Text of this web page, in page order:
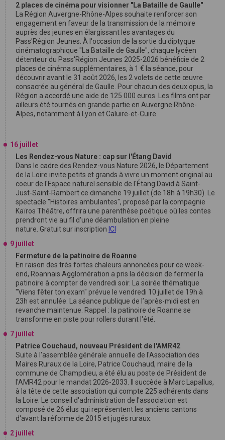
2 places de cinéma pour visionner "La Bataille de Gaulle"
La Région Auvergne-Rhône-Alpes souhaite renforcer son
engagement en faveur de la transmission de la mémoire
auprès des jeunes en élargissant les avantages du
Pass'Région Jeunes. À l'occasion de la sortie du diptyque
cinématographique "La Bataille de Gaulle", chaque lycéen
détenteur du Pass'Région Jeunes 2025-2026 bénéficie de 2
places de cinéma supplémentaires, à 1 € la séance, pour
découvrir avant le 31 août 2026, les 2 volets de cette œuvre
consacrée au général de Gaulle. Pour chacun des deux opus, la
Région a accordé une aide de 125 000 euros. Les films ont par
ailleurs été tournés en grande partie en Auvergne Rhône-
Alpes, notamment à Lyon et Caluire-et-Cuire.
16 juillet
Les Rendez-vous Nature : cap sur l'Étang David
Dans le cadre des Rendez-vous Nature 2026, le Département
de la Loire invite petits et grands à vivre un moment original au
coeur de l'Espace naturel sensible de l'Étang David à Saint-
Just-Saint-Rambert ce dimanche 19 juillet (de 18h à 19h30). Le
spectacle "Histoires ambulantes", proposé par la compagnie
Kaïros Théâtre, offrira une parenthèse poétique où les contes
prendront vie au fil d'une déambulation en pleine
nature. Gratuit sur inscription ICI
9 juillet
Fermeture de la patinoire de Roanne
En raison des très fortes chaleurs annoncées pour ce week-
end, Roannais Agglomération a pris la décision de fermer la
patinoire à compter de vendredi soir. La soirée thématique
"Viens fêter ton exam" prévue le vendredi 10 juillet de 19h à
23h est annulée. La séance publique de l’après-midi est en
revanche maintenue. Rappel : la patinoire de Roanne se
transforme en piste pour rollers durant l'été.
7 juillet
Patrice Couchaud, nouveau Président de l'AMR42
Suite à l'assemblée générale annuelle de l'Association des
Maires Ruraux de la Loire, Patrice Couchaud, maire de la
commune de Champdieu, a été élu au poste de Président de
l'AMR42 pour le mandat 2026-2033. Il succède à Marc Lapallus,
à la tête de cette association qui compte 225 adhérents dans
la Loire. Le conseil d'administration de l'association est
composé de 26 élus qui représentent les anciens cantons
d'avant la réforme de 2015 et jugés ruraux.
2 juillet